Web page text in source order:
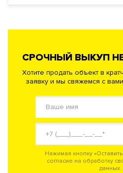
СРОЧНЫЙ ВЫКУП
Хотите продать объект в
заявку и мы свяжемся с
Нажимая кнопку
согласие на обработку
данных.